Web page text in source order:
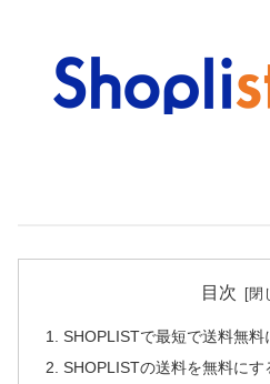
目次
SHOPLISTで最短で送料無料
SHOPLISTの送料を無料に